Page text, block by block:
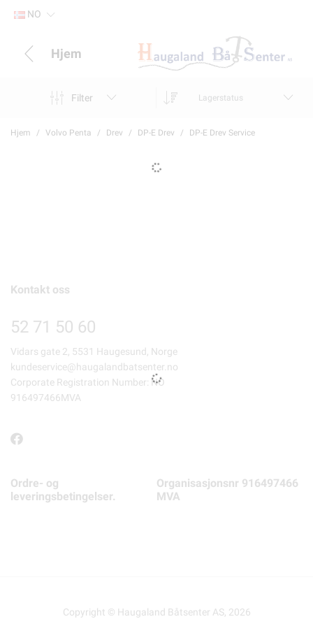
NO
Hjem
Filter Lagerstatus
Hjem Volvo Penta Drev DP-E Drev DP-E Drev Service
Kontakt oss
52 71 50 60
Vidars gate 2, 5531 Haugesund, Norge
kundeservice@haugalandbatsenter.no
Corporate Registration Number: NO
916497466MVA
Ordre- og
leveringsbetingelser.
Organisasjonsnr 916497466
MVA
Copyright © Haugaland Båtsenter AS, 2026